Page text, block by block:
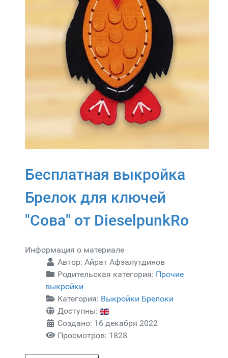
Бесплатная выкройка
Брелок для ключей
"Сова" от DieselpunkRo
Информация о материале
Автор: Айрат Афзалутдинов
Родительская категория: Прочие
выкройки
Категория: Выкройки Брелоки
Доступны:
Создано: 16 декабря 2022
Просмотров: 1828